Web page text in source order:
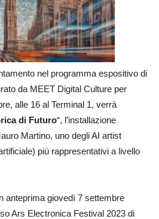
nel programma espositivo di
da MEET Digital Culture per
alle 16 al Terminal 1, verrà
di Futuro“, l’installazione
Martino, uno degli AI artist
più rappresentativi a livello
anteprima giovedì 7 settembre
Ars Electronica Festival 2023 di